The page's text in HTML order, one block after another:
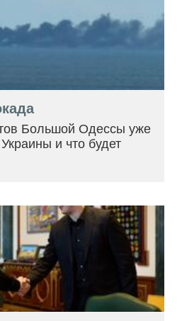
Большой Одессы уже
и что будет